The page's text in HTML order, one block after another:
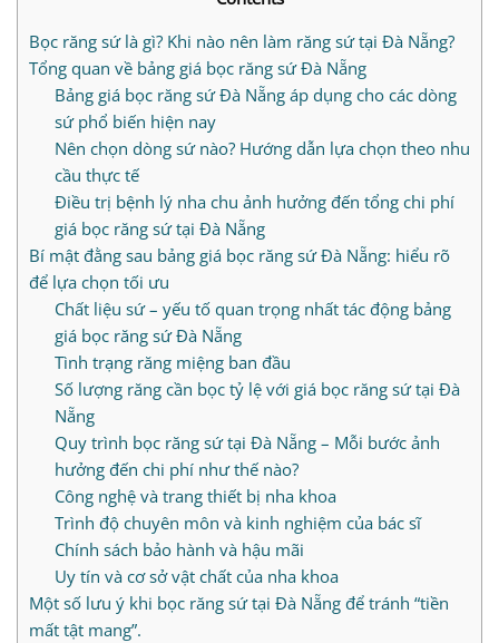
Bọc răng sứ là gì? Khi nào nên làm răng sứ tại Đà Nẵng?
Tổng quan về bảng giá bọc răng sứ Đà Nẵng
Bảng giá bọc răng sứ Đà Nẵng áp dụng cho các dòng
sứ phổ biến hiện nay
Nên chọn dòng sứ nào? Hướng dẫn lựa chọn theo nhu
cầu thực tế
Điều trị bệnh lý nha chu ảnh hưởng đến tổng chi phí
giá bọc răng sứ tại Đà Nẵng
Bí mật đằng sau bảng giá bọc răng sứ Đà Nẵng: hiểu rõ
để lựa chọn tối ưu
Chất liệu sứ – yếu tố quan trọng nhất tác động bảng
giá bọc răng sứ Đà Nẵng
Tình trạng răng miệng ban đầu
Số lượng răng cần bọc tỷ lệ với giá bọc răng sứ tại Đà
Nẵng
Quy trình bọc răng sứ tại Đà Nẵng – Mỗi bước ảnh
hưởng đến chi phí như thế nào?
Công nghệ và trang thiết bị nha khoa
Trình độ chuyên môn và kinh nghiệm của bác sĩ
Chính sách bảo hành và hậu mãi
Uy tín và cơ sở vật chất của nha khoa
Một số lưu ý khi bọc răng sứ tại Đà Nẵng để tránh “tiền
mất tật mang”.